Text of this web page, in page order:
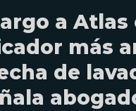
a Atlas
más
de